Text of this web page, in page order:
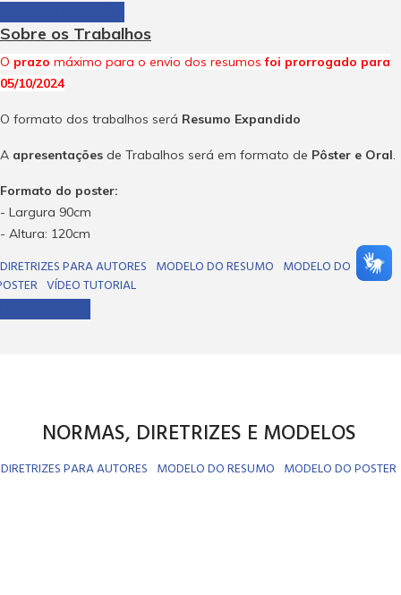
Sobre os Trabalhos
O prazo máximo para o envio dos resumosfoi prorrogado para
05/10/2024
O formato dos trabalhos será Resumo Expandido
A apresentações de Trabalhos será em formato de Pôster e Oral.
Formato do poster:
- Largura 90cm
- Altura: 120cm
DIRETRIZES PARA AUTORES MODELO DO RESUMO MODELO DO
VÍDEO TUTORIAL
NORMAS, DIRETRIZES E MODELOS
DIRETRIZES PARA AUTORES MODELO DO RESUMO MODELO DO POSTER